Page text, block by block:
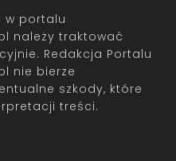
w portalu
należy traktować
Redakcja Portalu
nie bierze
szkody, które
treści.